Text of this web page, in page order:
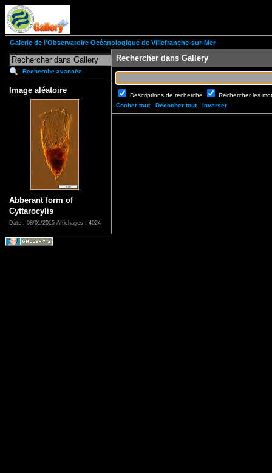
Galerie de l'Observatoire Océanologique de Villefranche-sur-Mer
Recherche avancée
Image aléatoire
Abberant form of
Cyttarocylis
Date : 08/01/2015 Affichages : 4024
Rechercher dans Gallery
Descriptions de recherche
Rechercher les
Cocher tout
Décocher tout Inverser